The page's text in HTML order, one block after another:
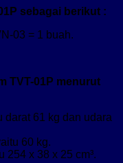
sebagai berikut :
03 = 1 buah.
TVT-01P menurut
darat 61 kg dan udara
60 kg.
254 x 38 x 25 cm³.